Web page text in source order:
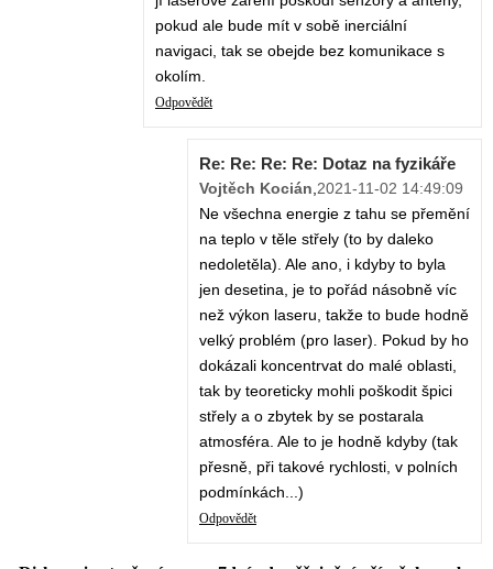
pokud ale bude mít v sobě inerciální
navigaci, tak se obejde bez komunikace s
okolím.
Odpovědět
Re: Re: Re: Re: Dotaz na fyzikáře
Vojtěch Kocián,2021-11-02 14:49:09
Ne všechna energie z tahu se přemění
na teplo v těle střely (to by daleko
nedoletěla). Ale ano, i kdyby to byla
jen desetina, je to pořád násobně víc
než výkon laseru, takže to bude hodně
velký problém (pro laser). Pokud by ho
dokázali koncentrvat do malé oblasti,
tak by teoreticky mohli poškodit špici
střely a o zbytek by se postarala
atmosféra. Ale to je hodně kdyby (tak
přesně, při takové rychlosti, v polních
podmínkách...)
Odpovědět